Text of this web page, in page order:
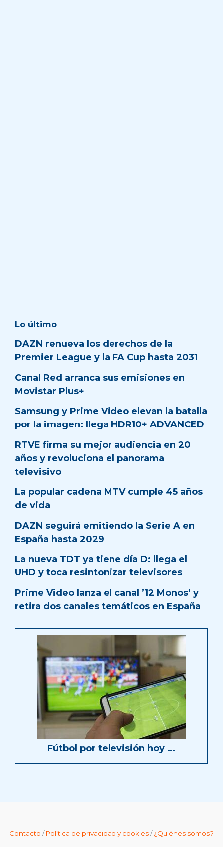
Lo último
DAZN renueva los derechos de la
Premier League y la FA Cup hasta 2031
Canal Red arranca sus emisiones en
Movistar Plus+
Samsung y Prime Video elevan la batalla
por la imagen: llega HDR10+ ADVANCED
RTVE firma su mejor audiencia en 20
años y revoluciona el panorama
televisivo
La popular cadena MTV cumple 45 años
de vida
DAZN seguirá emitiendo la Serie A en
España hasta 2029
La nueva TDT ya tiene día D: llega el
UHD y toca resintonizar televisores
Prime Video lanza el canal ’12 Monos’ y
retira dos canales temáticos en España
Fútbol por televisión hoy …
Contacto /Política de privacidad y cookies/¿Quiénes somos?